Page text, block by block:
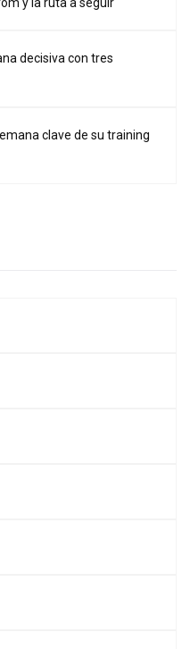
decisiva con tres
clave de su training